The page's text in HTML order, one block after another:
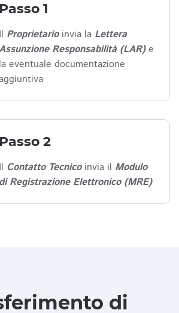
Passo 1
Il Proprietarioinvia la Lettera
Responsabilità (LAR)e
la eventuale documentazione
Passo 2
Il Contatto Tecnicoinvia il Modulo
di Registrazione Elettronico (MRE)
di